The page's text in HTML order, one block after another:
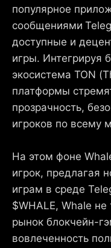
популярное
сообщениями
доступные и
игры. Интегрируя
экосистема TON
платформы
прозрачность,
игроков по всему
На этом фоне
игрок, предлагая
играм в среде
$WHALE, Whale
рынок блокчейн-
вовлеченность